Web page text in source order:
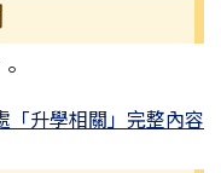
「升學相關」完整內容